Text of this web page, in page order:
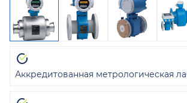
Аккредитованная метрологическая